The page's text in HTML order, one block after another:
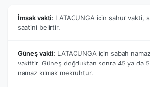
İmsak vakti: LATACUNGA için sahur vakti,
saatini belirtir.
Güneş vakti: LATACUNGA için sabah
vakittir. Güneş doğduktan sonra 45 ya da
namaz kılmak mekruhtur.